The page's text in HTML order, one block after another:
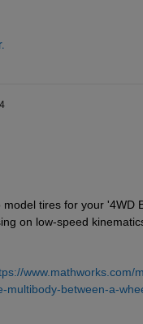
tires for your '4WD
on low-speed
www.mathworks.com/
multibody-between-a-